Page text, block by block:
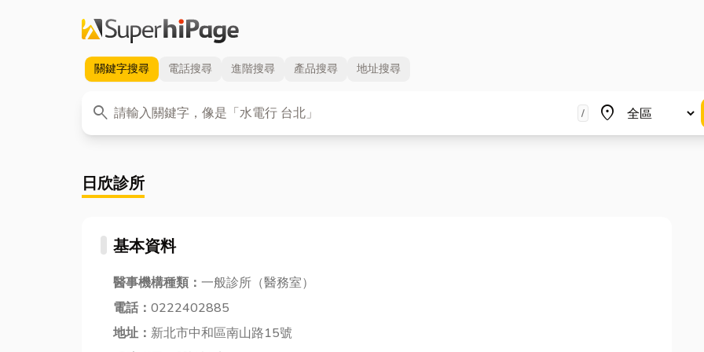
關鍵字搜尋 電話搜尋 進階搜尋 產品搜尋 地址搜尋
search
關鍵字 / place
地區
日欣診所
基本資料
醫事機構種類： 一般診所（醫務室）
電話： 0222402885
地址： 新北市中和區南山路15號